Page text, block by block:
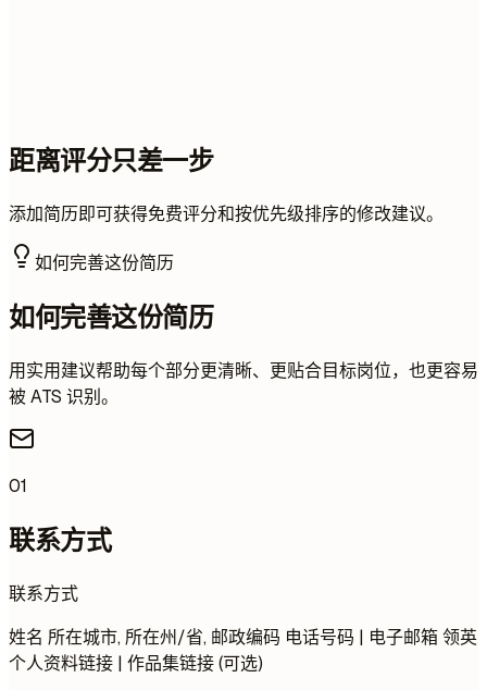
距离评分只差一步
添加简历即可获得免费评分和按优先级排序的修改建议。
如何完善这份简历
如何完善这份简历
用实用建议帮助每个部分更清晰、更贴合目标岗位，也更容易
被 ATS 识别。
01
联系方式
联系方式
姓名 所在城市, 所在州/省, 邮政编码 电话号码 | 电子邮箱 领英
个人资料链接 | 作品集链接 (可选)